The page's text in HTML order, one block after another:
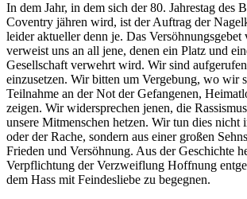
In dem Jahr, in dem sich der 80. Jahrestag des
Coventry jähren wird, ist der Auftrag der
leider aktueller denn je. Das
verweist uns an all jene, denen ein Platz und
Gesellschaft verwehrt wird. Wir sind
einzusetzen. Wir bitten um Vergebung, wo wir
Teilnahme an der Not der Gefangenen,
zeigen. Wir widersprechen jenen, die
unsere Mitmenschen hetzen. Wir tun dies nicht
oder der Rache, sondern aus einer großen
Frieden und Versöhnung. Aus der Geschichte
Verpflichtung der Verzweiflung Hoffnung
dem Hass mit Feindesliebe zu begegnen.